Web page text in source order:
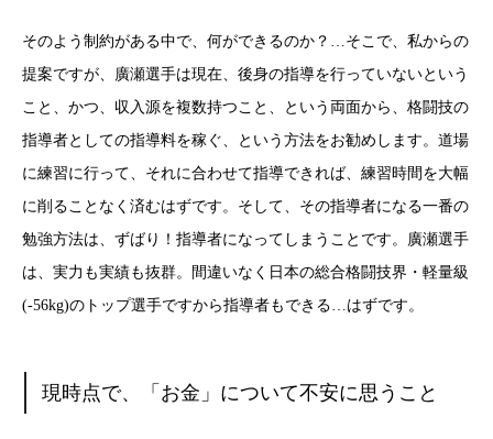
そのよう制約がある中で、何ができるのか？…そこで、私からの
提案ですが、廣瀬選手は現在、後身の指導を行っていないという
こと、かつ、収入源を複数持つこと、という両面から、格闘技の
指導者としての指導料を稼ぐ、という方法をお勧めします。道場
に練習に行って、それに合わせて指導できれば、練習時間を大幅
に削ることなく済むはずです。そして、その指導者になる一番の
勉強方法は、ずばり！指導者になってしまうことです。廣瀬選手
は、実力も実績も抜群。間違いなく日本の総合格闘技界・軽量級
(-56kg)のトップ選手ですから指導者もできる…はずです。
現時点で、「お金」について不安に思うこと